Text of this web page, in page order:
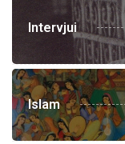
Intervjui
Islam